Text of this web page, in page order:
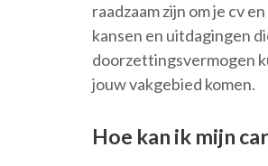
raadzaam zijn om je cv
kansen en uitdagingen
doorzettingsvermogen
jouw vakgebied komen.
Hoe kan ik mijn